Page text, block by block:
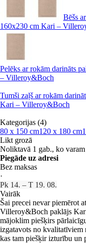
Bēšs
160x230 cm Kari –
Pelēks ar rokām darināts
– Villeroy&Boch
Tumši zaļš ar rokām
Kari – Villeroy&Boch
Kategorijas (4)
80 x 150 cm120 x 180 cm
Likt grozā
Noliktavā 1 gab., ko
Piegāde uz adresi
Bez maksas
·
Pk 14. – T 19. 08.
Vairāk
Šai precei nevar piemērot
Villeroy&Boch paklājs
mājoklim piešķirs
izgatavots no kvalitatīviem
kas tam piešķir izturību un